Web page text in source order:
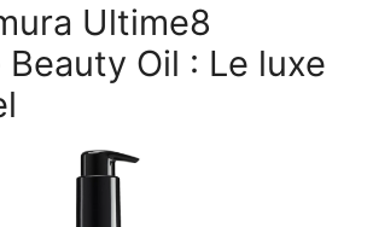
Ultime8
Oil : Le luxe